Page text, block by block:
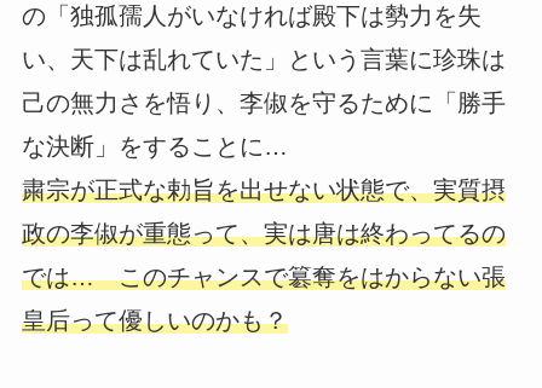
の「独孤孺人がいなければ殿下は勢力を失
い、天下は乱れていた」という言葉に珍珠は
己の無力さを悟り、李俶を守るために「勝手
な決断」をすることに…
粛宗が正式な勅旨を出せない状態で、実質摂
政の李俶が重態って、実は唐は終わってるの
では… このチャンスで簒奪をはからない張
皇后って優しいのかも？